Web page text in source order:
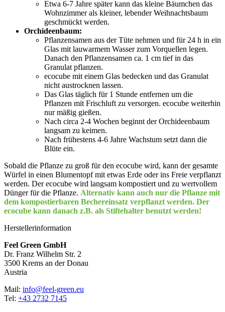
Etwa 6-7 Jahre später kann das kleine Bäumchen das
Wohnzimmer als kleiner, lebender Weihnachtsbaum
geschmückt werden.
Orchideenbaum:
Pflanzensamen aus der Tüte nehmen und für 24 h in ein
Glas mit lauwarmem Wasser zum Vorquellen legen.
Danach den Pflanzensamen ca. 1 cm tief in das
Granulat pflanzen.
ecocube mit einem Glas bedecken und das Granulat
nicht austrocknen lassen.
Das Glas täglich für 1 Stunde entfernen um die
Pflanzen mit Frischluft zu versorgen. ecocube weiterhin
nur mäßig gießen.
Nach circa 2-4 Wochen beginnt der Orchideenbaum
langsam zu keimen.
Nach frühestens 4-6 Jahre Wachstum setzt dann die
Blüte ein.
Sobald die Pflanze zu groß für den ecocube wird, kann der gesamte
Würfel in einen Blumentopf mit etwas Erde oder ins Freie verpflanzt
werden. Der ecocube wird langsam kompostiert und zu wertvollem
Dünger für die Pflanze. Alternativ kann auch nur die Pflanze mit
dem kompostierbaren Bechereinsatz verpflanzt werden. Der
ecocube kann danach z.B. als Stiftehalter benutzt werden!
Herstellerinformation
Feel Green GmbH
Dr. Franz Wilhelm Str. 2
3500 Krems an der Donau
Austria
Mail: info@feel-green.eu
Tel: +43 2732 7145